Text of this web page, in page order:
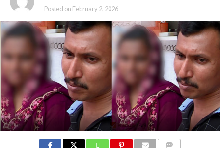
Posted on February 2, 2026